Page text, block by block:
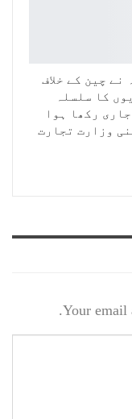
نے چین کے خلاف
کا سلسلہ
رکھا ہوا
وزارت تجارت
Your email